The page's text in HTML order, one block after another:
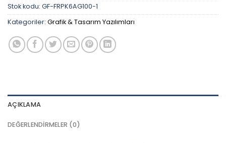
Stok kodu: GF-FRPK6AG100-1
Kategoriler: Grafik & Tasarım Yazılımları
AÇIKLAMA
DEĞERLENDIRMELER (0)